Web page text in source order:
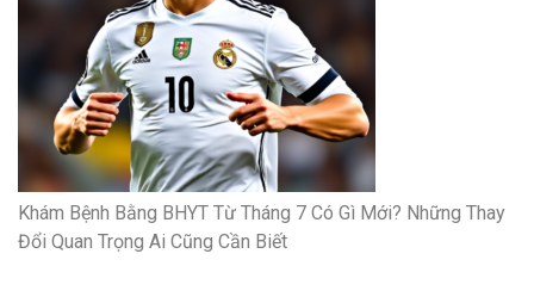
Khám Bệnh Bằng BHYT Từ Tháng 7 Có Gì Mới? Những Thay
Đổi Quan Trọng Ai Cũng Cần Biết